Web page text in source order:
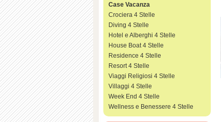
Case Vacanza
Crociera 4 Stelle
Diving 4 Stelle
Hotel e Alberghi 4 Stelle
House Boat 4 Stelle
Residence 4 Stelle
Resort 4 Stelle
Viaggi Religiosi 4 Stelle
Villaggi 4 Stelle
Week End 4 Stelle
Wellness e Benessere 4 Stelle